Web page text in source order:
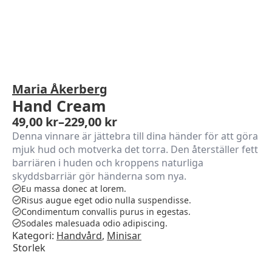
Maria Åkerberg
Hand Cream
49,00 kr–229,00 kr
Prisintervall:
49,00 kr
till
229,00 kr
Denna vinnare är jättebra till dina händer för att göra
mjuk hud och motverka det torra. Den återställer fett
barriären i huden och kroppens naturliga
skyddsbarriär gör händerna som nya.
Eu massa donec at lorem.
Risus augue eget odio nulla suspendisse.
Condimentum convallis purus in egestas.
Sodales malesuada odio adipiscing.
Kategori: Handvård, Minisar
Storlek